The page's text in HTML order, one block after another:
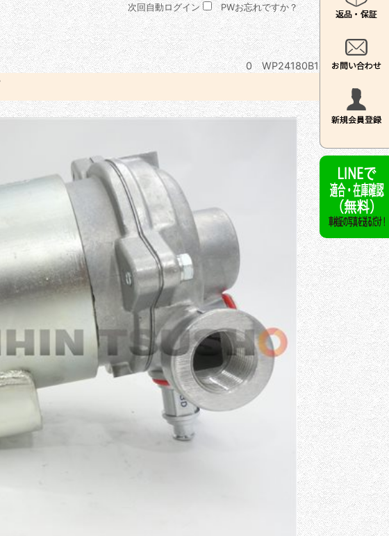
次回自動ログイン PWお忘れですか？
0 WP24180B12/